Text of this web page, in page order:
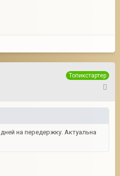
Топикстартер
на передержку. Актуальна